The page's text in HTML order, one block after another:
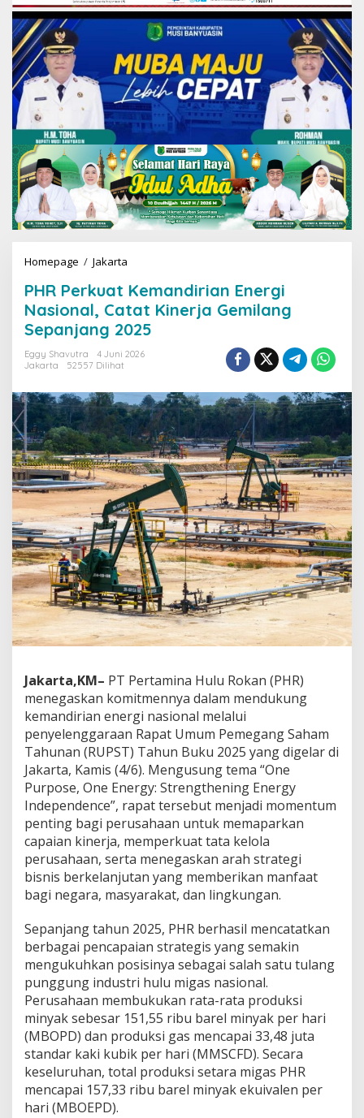
Homepage / Jakarta
R
P
e
r
k
t
K
e
m
a
n
d
i
r
i
a
n
E
n
e
r
i
s
i
o
n
a
,
C
a
a
t
K
i
n
e
j
a
G
e
m
i
l
a
n
S
e
PHR Perkuat Kemandirian Energi
Nasional, Catat Kinerja Gemilang
Sepanjang 2025
Eggy Shavutra
4 Juni 2026
Jakarta
52557 Dilihat
Jakarta,KM– PT Pertamina Hulu Rokan (PHR)
menegaskan komitmennya dalam mendukung
kemandirian energi nasional melalui
penyelenggaraan Rapat Umum Pemegang Saham
Tahunan (RUPST) Tahun Buku 2025 yang digelar di
Jakarta, Kamis (4/6). Mengusung tema “One
Purpose, One Energy: Strengthening Energy
Independence”, rapat tersebut menjadi momentum
penting bagi perusahaan untuk memaparkan
capaian kinerja, memperkuat tata kelola
perusahaan, serta menegaskan arah strategi
bisnis berkelanjutan yang memberikan manfaat
bagi negara, masyarakat, dan lingkungan.
Sepanjang tahun 2025, PHR berhasil mencatatkan
berbagai pencapaian strategis yang semakin
mengukuhkan posisinya sebagai salah satu tulang
punggung industri hulu migas nasional.
Perusahaan membukukan rata-rata produksi
minyak sebesar 151,55 ribu barel minyak per hari
(MBOPD) dan produksi gas mencapai 33,48 juta
standar kaki kubik per hari (MMSCFD). Secara
keseluruhan, total produksi setara migas PHR
mencapai 157,33 ribu barel minyak ekuivalen per
hari (MBOEPD).